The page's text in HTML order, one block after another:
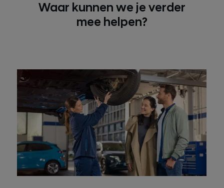
Waar kunnen we je verder
mee helpen?